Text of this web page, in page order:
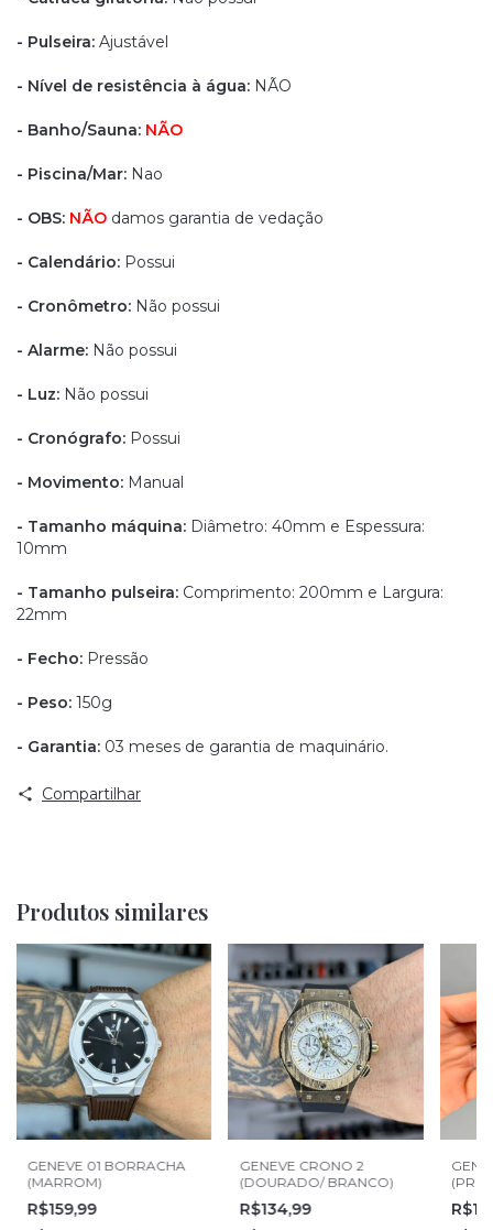
- Pulseira: Ajustável
- Nível de resistência à água: NÃO
- Banho/Sauna: NÃO
- Piscina/Mar: Nao
- OBS: NÃO damos garantia de vedação
- Calendário: Possui
- Cronômetro: Não possui
- Alarme: Não possui
- Luz: Não possui
- Cronógrafo: Possui
- Movimento: Manual
- Tamanho máquina: Diâmetro: 40mm e Espessura:
10mm
- Tamanho pulseira: Comprimento: 200mm e Largura:
22mm
- Fecho: Pressão
- Peso: 150g
- Garantia: 03 meses de garantia de maquinário.
Compartilhar
Produtos similares
GENEVE 01 BORRACHA
(MARROM)
R$159,99
GENEVE CRONO 2
(DOURADO/ BRANCO)
R$134,99